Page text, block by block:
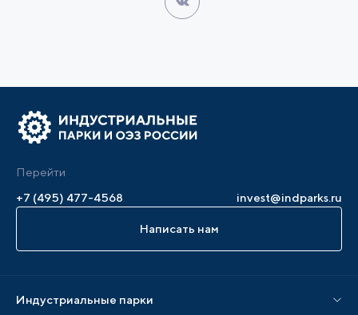
Перейти
+7 (495) 477-4568
invest@indparks.ru
Написать нам
Индустриальные парки